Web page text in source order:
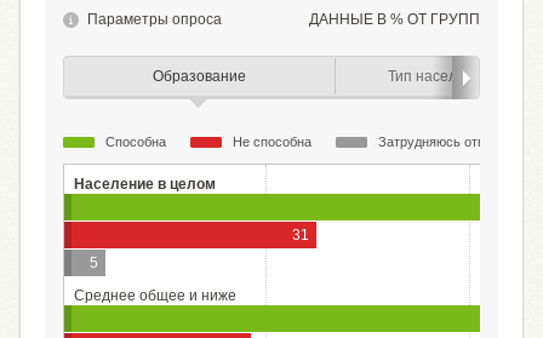
ДАННЫЕ В % ОТ ГРУПП
Параметры опроса
Образование Тип населенного
Способна Не способна Затрудняюсь ответить
Население в целом
31
5
Среднее общее и ниже